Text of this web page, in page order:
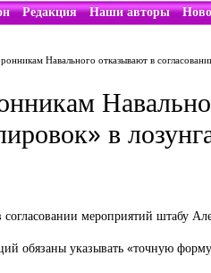
Редакция Наши авторы
Навального отказывают в
в
мероприятий штабу
обязаны указывать «точную